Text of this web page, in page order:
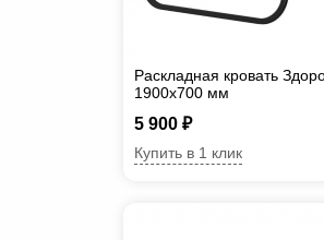
Раскладная кровать
1900х700 мм
5 900 ₽
Купить в 1 клик